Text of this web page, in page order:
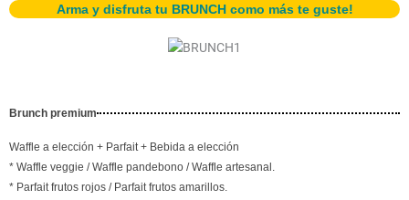
Arma y disfruta tu BRUNCH como más te guste!
Brunch premium
Waffle a elección + Parfait + Bebida a elección
* Waffle veggie / Waffle pandebono / Waffle artesanal.
* Parfait frutos rojos / Parfait frutos amarillos.